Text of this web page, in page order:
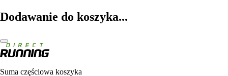
Dodawanie do koszyka...
Suma częściowa koszyka